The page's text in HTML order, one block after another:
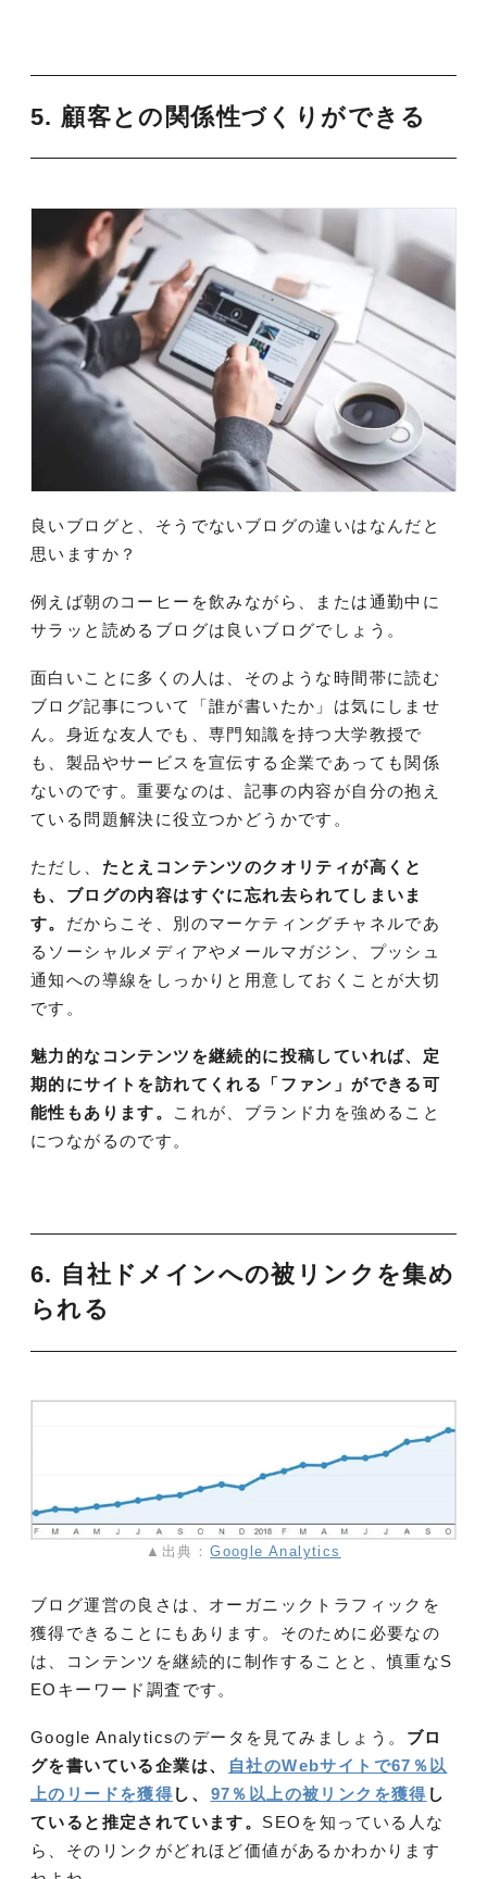
5. 顧客との関係性づくりができる
良いブログと、そうでないブログの違いはなんだと
思いますか？
例えば朝のコーヒーを飲みながら、または通勤中に
サラッと読めるブログは良いブログでしょう。
面白いことに多くの人は、そのような時間帯に読む
ブログ記事について「誰が書いたか」は気にしませ
ん。身近な友人でも、専門知識を持つ大学教授で
も、製品やサービスを宣伝する企業であっても関係
ないのです。重要なのは、記事の内容が自分の抱え
ている問題解決に役立つかどうかです。
ただし、 たとえコンテンツのクオリティが高くと
も、ブログの内容はすぐに忘れ去られてしまいま
す。 だからこそ、別のマーケティングチャネルであ
るソーシャルメディアやメールマガジン、プッシュ
通知への導線をしっかりと用意しておくことが大切
です。
魅力的なコンテンツを継続的に投稿していれば、定
期的にサイトを訪れてくれる「ファン」ができる可
能性もあります。
これが、ブランド力を強めること
につながるのです。
6. 自社ドメインへの被リンクを集め
られる
▲出典： Google Analytics
ブログ運営の良さは、オーガニックトラフィックを
獲得できることにもあります。そのために必要なの
は、コンテンツを継続的に制作することと、慎重なS
EOキーワード調査です。
Google Analyticsのデータを見てみましょう。 ブロ
グを書いている企業は、
自社のWebサイトで67％以
上のリードを獲得 し、 97％以上の被リンクを獲得 し
ていると推定されています。 SEOを知っている人な
ら、そのリンクがどれほど価値があるかわかります